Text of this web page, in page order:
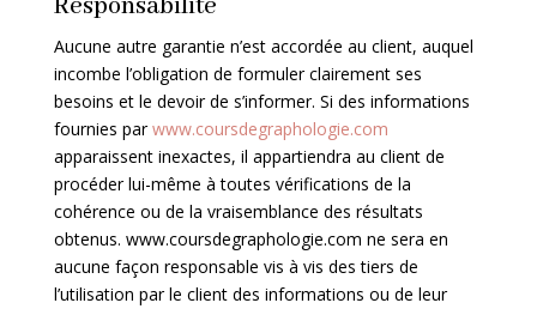
Responsabilité
Aucune autre garantie n’est accordée au client, auquel
incombe l’obligation de formuler clairement ses
besoins et le devoir de s’informer. Si des informations
fournies parwww.coursdegraphologie.com
apparaissent inexactes, il appartiendra au client de
procéder lui-même à toutes vérifications de la
cohérence ou de la vraisemblance des résultats
obtenus. www.coursdegraphologie.com ne sera en
aucune façon responsable vis à vis des tiers de
l’utilisation par le client des informations ou de leur